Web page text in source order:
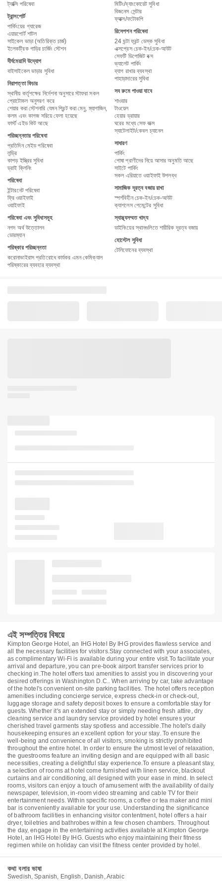
ট্যাক্সি পরিষেবা
ট্রান্সপোর্ট
পার্কিংয়ের গ্যারেজ
এয়ারপোর্ট শাটল
সাইকেল ভাড়া (অতিরিক্ত চার্জ)
ইলেকট্রিক গাড়ির চার্জিং স্টেশন
দীর্ঘমেয়াদি উদ্যোগ
বাইসাইকেল ভাড়ার সুবিধা
নিরাপত্তা ফিচার
স্থানীয় কর্তৃপক্ষের নির্দেশনা অনুসারে স্টাফরা সকল
প্রোটোকল অনুসরণ করে
শেয়ার করা স্টেশনারি যেমন প্রিন্ট করা মেনু, ম্যাগাজিন,
কলম এবং কাগজ সরিয়ে ফেলা হয়েছে
ফার্স্ট এইড কিট আছে
পরিচ্ছন্নতার পরিষেবা
প্রতিদিন মেইড পরিষেবা
লন্ড্রি
কাপড় ইস্ত্রির সুবিধা
ড্রাই ক্লিনিং
পরিষেবা
ইন্টারনেট পরিষেবা
ফ্রি ওয়াইফাই
ওয়াইফাই
পরিষেবা এবং সুবিধাসমূহ
নগদ অর্থ উত্তোলন
ডোরম্যান
পরিষ্কার পরিচ্ছন্নতা
করোনাভাইরাস প্রতিরোধে কার্যকর এমন কেমিক্যাল
পরিষ্কারের ব্যবহার ব্যবস্থা
মিটিং/ব্যাংকোয়েট সুবিধা
বিজনেস সেন্টার
ফ্যাক্স/ফটোকপি
রিসেপশন পরিষেবা
24 ঘন্টা ফ্রন্ট ডেস্ক সুবিধা
এক্সপ্রেস চেক-ইন/চেক-আউট
সেফটি ডিপোজিট বক্স
ভ্যালেট পার্কিং
ব্যাগ রাখার ব্যবস্থা
পাহাড়াদারের সুবিধা
সব রুমে পাওয়া যাবে
শাওয়ার
টাওয়েল
হেয়ার ড্রায়ার
ঘরের মধ্যে সেফ বাক্স
স্যাটেলাইট/কেবল চ্যানেল
সাধারণ
পার্কিং
পোষা প্রাণীদের নিয়ে আসার অনুমতি আছে
সাইটে পার্কিং
সকল এরিয়াতে ওয়াইফাই উপলব্ধ
সামাজিক দূরত্ব বজায় রাখা
স্পর্শবিহীন চেক-ইন/চেক-আউট
ক্যাশলেস পেমেন্টের সুবিধা
স্বাস্থ্যসম্মত খাদ্য
ডাইনিংয়ের স্থানগুলিতে শারীরিক দূরত্ব বজায়
হোস্টেল সুবিধা
টেলিফোনের ব্যবস্থা
এই সম্পত্তির বিষয়ে
Kimpton George Hotel, an IHG Hotel By IHG provides flawless service and
all the necessary facilities for visitors.Stay connected with your associates,
as complimentary Wi-Fi is available during your entire visit.To facilitate your
arrival and departure, you can pre-book airport transfer services prior to
checking in.The hotel offers taxi amenities to assist you in discovering your
desired offerings in Washington D.C.. When arriving by car, take advantage
of the hotel's convenient on-site parking facilities. The hotel offers reception
amenities including concierge service, express check-in or check-out,
luggage storage and safety deposit boxes to ensure a comfortable stay for
guests. Whether it's an extended stay or simply needing fresh attire, dry
cleaning service and laundry service provided by hotel ensures your
cherished travel garments stay spotless and accessible.The hotel's daily
housekeeping ensures an excellent option for your stay. To ensure the
well-being and convenience of all visitors, smoking is strictly prohibited
throughout the entire hotel. In order to ensure the utmost level of relaxation,
the guestrooms feature an inviting design and are equipped with all basic
necessities, creating a delightful stay experience.To ensure a pleasant stay,
a selection of rooms at hotel come furnished with linen service, blackout
curtains and air conditioning, all designed with your ease in mind. In select
rooms, visitors can enjoy a touch of amusement with the availability of daily
newspaper, television, in-room video streaming and cable TV for their
entertainment needs. Within specific rooms, a coffee or tea maker and mini
bar is conveniently available for your use. Understanding the significance
of bathroom facilities in enhancing visitor contentment, hotel offers a hair
dryer, toiletries and bathrobes within a few chosen chambers. Throughout
the day, engage in the entertaining activities available at Kimpton George
Hotel, an IHG Hotel By IHG. Guests who enjoy maintaining their fitness
regimen while on holiday can visit the fitness center provided by hotel.
কথা বলার ভাষা
Swedish, Spanish, English, Danish, Arabic